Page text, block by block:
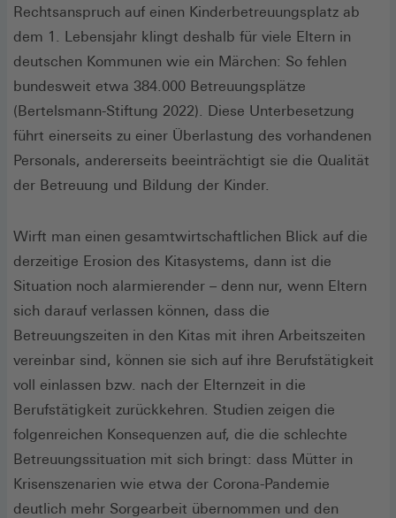
Rechtsanspruch auf einen Kinderbetreuungsplatz ab
dem 1. Lebensjahr klingt deshalb für viele Eltern in
deutschen Kommunen wie ein Märchen: So fehlen
bundesweit etwa 384.000 Betreuungsplätze
(Bertelsmann-Stiftung 2022). Diese Unterbesetzung
führt einerseits zu einer Überlastung des vorhandenen
Personals, andererseits beeinträchtigt sie die Qualität
der Betreuung und Bildung der Kinder.
Wirft man einen gesamtwirtschaftlichen Blick auf die
derzeitige Erosion des Kitasystems, dann ist die
Situation noch alarmierender – denn nur, wenn Eltern
sich darauf verlassen können, dass die
Betreuungszeiten in den Kitas mit ihren Arbeitszeiten
vereinbar sind, können sie sich auf ihre Berufstätigkeit
voll einlassen bzw. nach der Elternzeit in die
Berufstätigkeit zurückkehren. Studien zeigen die
folgenreichen Konsequenzen auf, die die schlechte
Betreuungssituation mit sich bringt: dass Mütter in
Krisenszenarien wie etwa der Corona-Pandemie
deutlich mehr Sorgearbeit übernommen und den